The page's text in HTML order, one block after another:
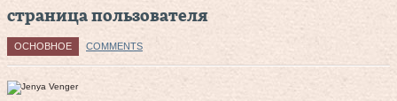
страница пользователя
ОСНОВНОЕ COMMENTS